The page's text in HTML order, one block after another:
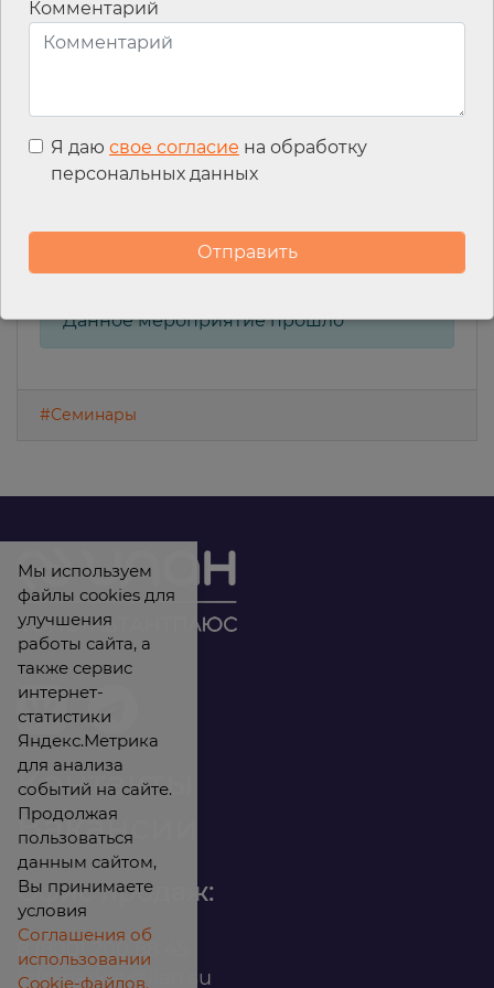
7. Нюансы применения УСН, АУСН, ОСН и патента: лимиты
доходов, сдача отчетности, уплата налогов.
9. Оформления первой учетной политики вновь созданной
Место проведения : Онлайн
Данное мероприятие прошло
#Семинары
Контакты
Вакансии
Офис продаж:
infomarket@ilan.su
Комментарий
Я даю свое согласие на обработку
персональных данных
Мы используем
файлы cookies для
улучшения
работы сайта, а
также сервис
интернет-
статистики
Яндекс.Метрика
для анализа
событий на сайте.
Продолжая
пользоваться
данным сайтом,
Вы принимаете
условия
Соглашения об
использовании
Cookie-файлов.